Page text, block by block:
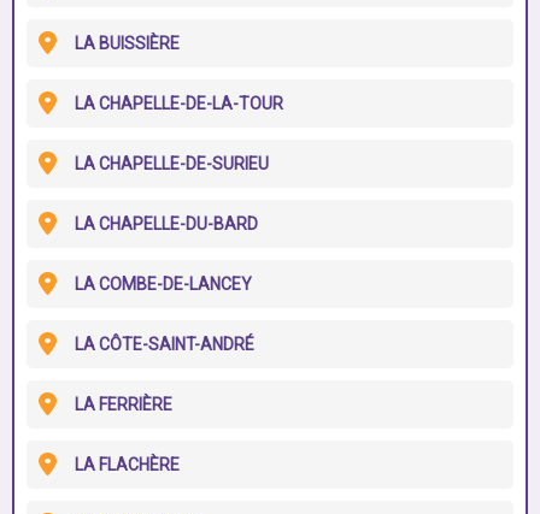
LA BUISSIÈRE
LA CHAPELLE-DE-LA-TOUR
LA CHAPELLE-DE-SURIEU
LA CHAPELLE-DU-BARD
LA COMBE-DE-LANCEY
LA CÔTE-SAINT-ANDRÉ
LA FERRIÈRE
LA FLACHÈRE